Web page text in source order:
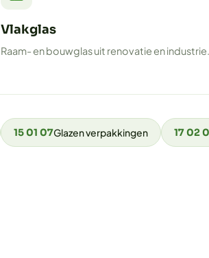
Vlakglas
Raam- en bouwglas uit renovatie en industrie.
15 01 07Glazen verpakkingen 17 02